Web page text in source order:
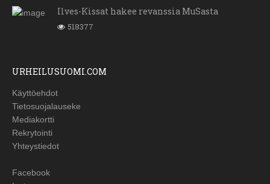
Ilves-Kissat hakee revanssia MuSasta
518377
URHEILUSUOMI.COM
Käyttöehdot
Tietosuojalauseke
Mediakortti
Rekrytointi
Yhteystiedot
Facebook